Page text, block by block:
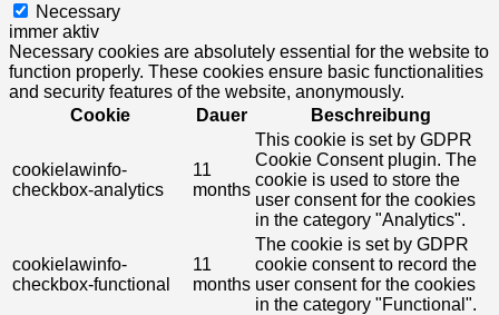
Necessary
immer aktiv
Necessary cookies are absolutely essential for the website to
function properly. These cookies ensure basic functionalities
and security features of the website, anonymously.
Cookie
Dauer Beschreibung
cookielawinfo-
checkbox-analytics
11
months
This cookie is set by GDPR
Cookie Consent plugin. The
cookie is used to store the
user consent for the cookies
in the category "Analytics".
cookielawinfo-
checkbox-functional
11
months
The cookie is set by GDPR
cookie consent to record the
user consent for the cookies
in the category "Functional".